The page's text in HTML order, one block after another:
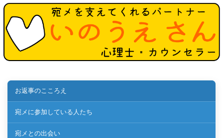
お返事のこころえ
宛メに参加している人たち
宛メとの出会い